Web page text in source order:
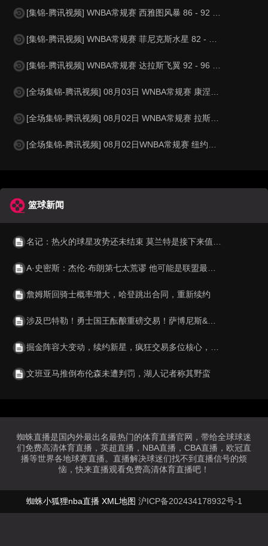
[集锦-腾讯视频] WNBA常规赛 西雅图风暴 86 - 92 纽约自由人
[集锦-腾讯视频] WNBA常规赛 菲尼克斯水星 82 - 96 亚特兰大梦想
[集锦-腾讯视频] WNBA常规赛 达拉斯飞翼 92 - 96 华盛顿神秘人
[全场集锦-腾讯视频] 08月03日 WNBA常规赛 康涅狄格太阳63-83达拉斯飞翼
[全场集锦-腾讯视频] 08月02日 WNBA常规赛 拉斯维加斯王牌83-84芝加哥天空
[全场集锦-腾讯视频] 08月02日WNBA常规赛 纽约自由人94-92菲尼克斯水星
篮球新闻
名记：热火的球星攻势还未结束 莫兰特是接下来值得关注的名字
A·史密斯：杰伦·布朗第七太荒谬 他可能是联盟最佳攻防一体球员
詹姆斯回骑士概率增大，哈登跳出合同，重新续约
涉及巴特勒！勇士国王酝酿重磅交易！萨博尼斯&德罗赞牵涉其中
掘金阵容大变动，续约新星，疯狂交易多位核心，戈登约翰逊或离队
文班亚马推倒布伦森未遭判罚，湖人记者称其野蛮
蜘蛛直播是国内外最出名最热门的体育直播官网，带给全球球迷
们免费高清体育直播，英超直播，NBA直播，CBA直播，欧冠直
播等世界各地球赛直播。直播解决球迷们找不到直播信号的烦
恼，快来直播观看免费高清体育直播吧！
蜘蛛小狐狸nba直播 XML地图 沪ICP备202434178932号-1